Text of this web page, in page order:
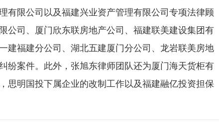
有限公司以及福建兴业资产管理有限公司专项法律顾
公司、厦门欣东联房地产公司、福建联美建设集团有
建福建分公司、湖北五建厦门分公司、龙岩联美房地
纷案件。此外，张旭东律师团队还为厦门海天货柜有
思明国投下属企业的改制工作以及福建融亿投资担保